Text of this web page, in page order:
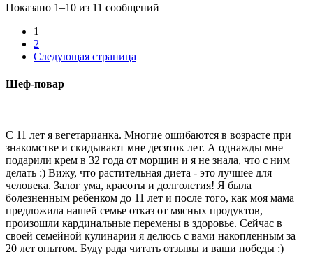
Показано 1–10 из 11 сообщений
1
2
Следующая страница
Шеф-повар
С 11 лет я вегетарианка. Многие ошибаются в возрасте при
знакомстве и скидывают мне десяток лет. А однажды мне
подарили крем в 32 года от морщин и я не знала, что с ним
делать :) Вижу, что растительная диета - это лучшее для
человека. Залог ума, красоты и долголетия! Я была
болезненным ребенком до 11 лет и после того, как моя мама
предложила нашей семье отказ от мясных продуктов,
произошли кардинальные перемены в здоровье. Сейчас в
своей семейной кулинарии я делюсь с вами накопленным за
20 лет опытом. Буду рада читать отзывы и ваши победы :)